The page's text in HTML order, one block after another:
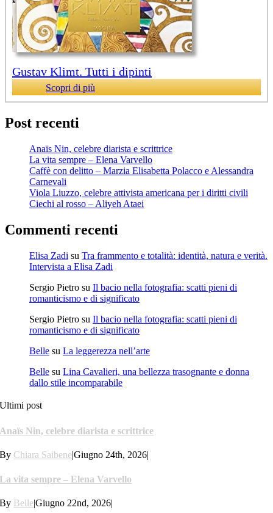
Gustav Klimt. Tutti i dipinti
Scopri di più
Post recenti
Anaïs Nin, celebre diarista e scrittrice
La vita sempre – Elena Varvello
Caffè con delitto – Marzia Elisabetta Polacco e Alessandra
Carnevali
Viola Liuzzo, celebre attivista americana per i diritti civili
Ciechi al rosso – Aliyeh Ataei
Commenti recenti
Elisa Zadi su Tra frammento e totalità: identità, natura e verità.
Intervista a Elisa Zadi
Sergio Pietro su Il bacio nella fotografia: scatti pieni di
romanticismo e di significato
Sergio Pietro su Il bacio nella fotografia: scatti pieni di
romanticismo e di significato
Belle su La leggerezza nell’arte
Belle su Lina Cavalieri, una bellezza trasognante e donna
dallo stile incomparabile
Ultimi post
Anaïs Nin, celebre diarista e scrittrice
By Chiara Saibene|Giugno 24th, 2026
La vita sempre – Elena Varvello
By Belle|Giugno 22nd, 2026|